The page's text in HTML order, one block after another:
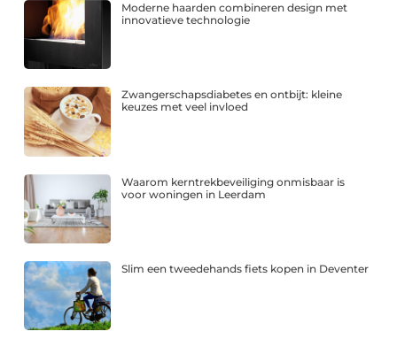
Moderne haarden combineren design met
innovatieve technologie
Zwangerschapsdiabetes en ontbijt: kleine
keuzes met veel invloed
Waarom kerntrekbeveiliging onmisbaar is
voor woningen in Leerdam
Slim een tweedehands fiets kopen in Deventer